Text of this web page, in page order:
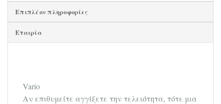
Επιπλέον πληροφορίες
Εταιρία
Vario
Αν επιθυμείτε αγγίξετε την τελειότητα, τότε μια